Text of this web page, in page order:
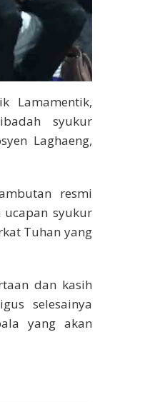
Lamamentik,
syukur
Laghaeng,
resmi
ucapan syukur
Tuhan yang
dan kasih
selesainya
yang akan